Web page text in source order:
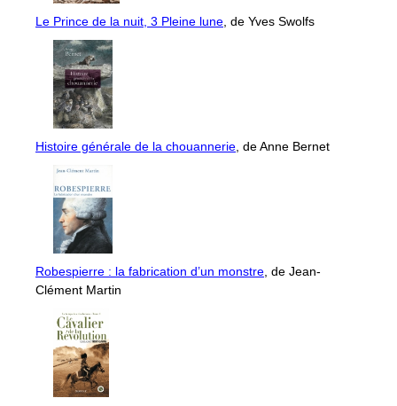
Le Prince de la nuit, 3 Pleine lune , de Yves Swolfs
Histoire générale de la chouannerie , de Anne Bernet
Robespierre : la fabrication d’un monstre , de Jean-
Clément Martin